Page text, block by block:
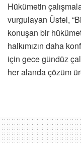
Hükümetin
vurgulayan Üstel,
konuşan bir
halkımızın daha
için gece gündüz
her alanda çözüm